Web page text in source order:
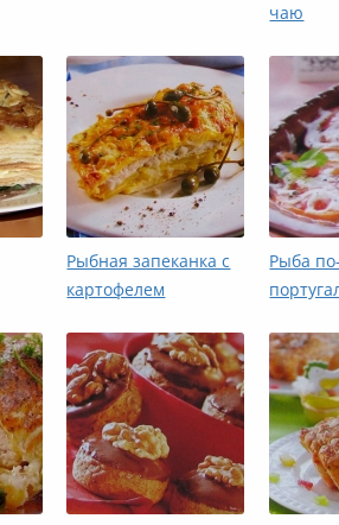
чаю
Рыбная запеканка с
картофелем
Рыба